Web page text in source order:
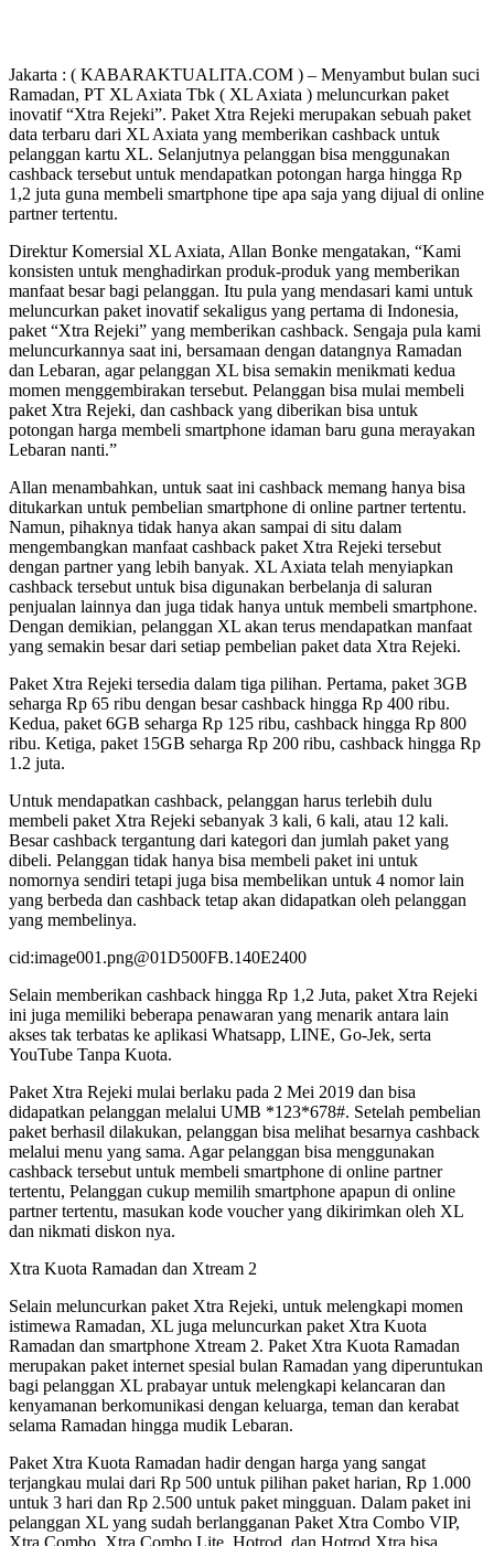
Jakarta : ( KABARAKTUALITA.COM ) – Menyambut bulan suci
Ramadan, PT XL Axiata Tbk ( XL Axiata ) meluncurkan paket
inovatif “Xtra Rejeki”. Paket Xtra Rejeki merupakan sebuah paket
data terbaru dari XL Axiata yang memberikan cashback untuk
pelanggan kartu XL. Selanjutnya pelanggan bisa menggunakan
cashback tersebut untuk mendapatkan potongan harga hingga Rp
1,2 juta guna membeli smartphone tipe apa saja yang dijual di online
partner tertentu.
Direktur Komersial XL Axiata, Allan Bonke mengatakan, “Kami
konsisten untuk menghadirkan produk-produk yang memberikan
manfaat besar bagi pelanggan. Itu pula yang mendasari kami untuk
meluncurkan paket inovatif sekaligus yang pertama di Indonesia,
paket “Xtra Rejeki” yang memberikan cashback. Sengaja pula kami
meluncurkannya saat ini, bersamaan dengan datangnya Ramadan
dan Lebaran, agar pelanggan XL bisa semakin menikmati kedua
momen menggembirakan tersebut. Pelanggan bisa mulai membeli
paket Xtra Rejeki, dan cashback yang diberikan bisa untuk
potongan harga membeli smartphone idaman baru guna merayakan
Lebaran nanti.”
Allan menambahkan, untuk saat ini cashback memang hanya bisa
ditukarkan untuk pembelian smartphone di online partner tertentu.
Namun, pihaknya tidak hanya akan sampai di situ dalam
mengembangkan manfaat cashback paket Xtra Rejeki tersebut
dengan partner yang lebih banyak. XL Axiata telah menyiapkan
cashback tersebut untuk bisa digunakan berbelanja di saluran
penjualan lainnya dan juga tidak hanya untuk membeli smartphone.
Dengan demikian, pelanggan XL akan terus mendapatkan manfaat
yang semakin besar dari setiap pembelian paket data Xtra Rejeki.
Paket Xtra Rejeki tersedia dalam tiga pilihan. Pertama, paket 3GB
seharga Rp 65 ribu dengan besar cashback hingga Rp 400 ribu.
Kedua, paket 6GB seharga Rp 125 ribu, cashback hingga Rp 800
ribu. Ketiga, paket 15GB seharga Rp 200 ribu, cashback hingga Rp
1.2 juta.
Untuk mendapatkan cashback, pelanggan harus terlebih dulu
membeli paket Xtra Rejeki sebanyak 3 kali, 6 kali, atau 12 kali.
Besar cashback tergantung dari kategori dan jumlah paket yang
dibeli. Pelanggan tidak hanya bisa membeli paket ini untuk
nomornya sendiri tetapi juga bisa membelikan untuk 4 nomor lain
yang berbeda dan cashback tetap akan didapatkan oleh pelanggan
yang membelinya.
cid:image001.png@01D500FB.140E2400
Selain memberikan cashback hingga Rp 1,2 Juta, paket Xtra Rejeki
ini juga memiliki beberapa penawaran yang menarik antara lain
akses tak terbatas ke aplikasi Whatsapp, LINE, Go-Jek, serta
YouTube Tanpa Kuota.
Paket Xtra Rejeki mulai berlaku pada 2 Mei 2019 dan bisa
didapatkan pelanggan melalui UMB *123*678#. Setelah pembelian
paket berhasil dilakukan, pelanggan bisa melihat besarnya cashback
melalui menu yang sama. Agar pelanggan bisa menggunakan
cashback tersebut untuk membeli smartphone di online partner
tertentu, Pelanggan cukup memilih smartphone apapun di online
partner tertentu, masukan kode voucher yang dikirimkan oleh XL
dan nikmati diskon nya.
Xtra Kuota Ramadan dan Xtream 2
Selain meluncurkan paket Xtra Rejeki, untuk melengkapi momen
istimewa Ramadan, XL juga meluncurkan paket Xtra Kuota
Ramadan dan smartphone Xtream 2. Paket Xtra Kuota Ramadan
merupakan paket internet spesial bulan Ramadan yang diperuntukan
bagi pelanggan XL prabayar untuk melengkapi kelancaran dan
kenyamanan berkomunikasi dengan keluarga, teman dan kerabat
selama Ramadan hingga mudik Lebaran.
Paket Xtra Kuota Ramadan hadir dengan harga yang sangat
terjangkau mulai dari Rp 500 untuk pilihan paket harian, Rp 1.000
untuk 3 hari dan Rp 2.500 untuk paket mingguan. Dalam paket ini
pelanggan XL yang sudah berlangganan Paket Xtra Combo VIP,
Xtra Combo, Xtra Combo Lite, Hotrod, dan Hotrod Xtra bisa